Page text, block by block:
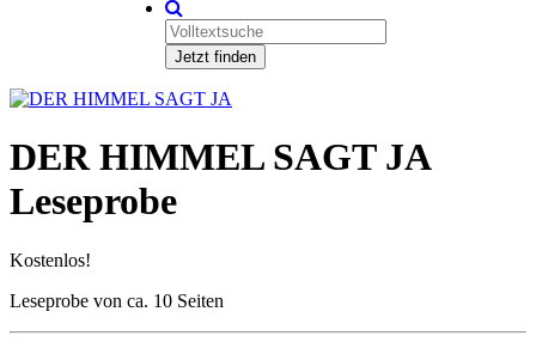
Jetzt finden
DER HIMMEL SAGT JA
Leseprobe
Kostenlos!
Leseprobe von ca. 10 Seiten